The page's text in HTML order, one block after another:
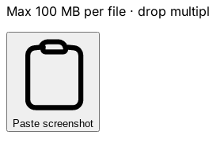
Max 100 MB per file · drop
Paste screenshot